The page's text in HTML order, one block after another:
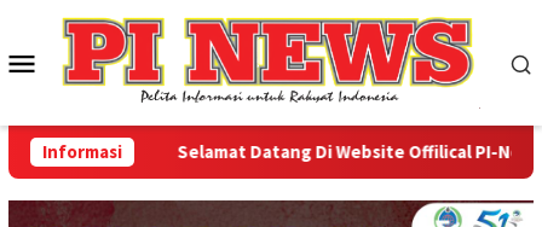
konten
Menu
Mobile
Informasi Selamat Datang Di Website Offilical PI-News